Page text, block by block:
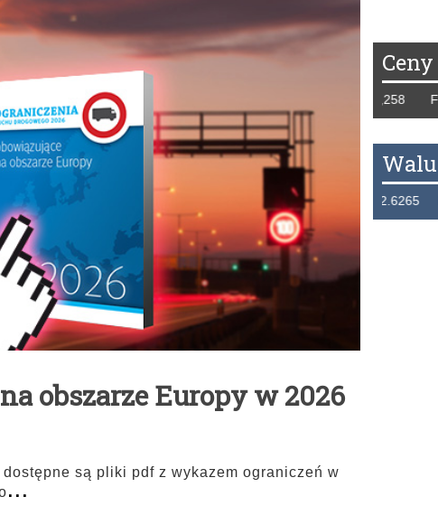
obszarze Europy w 2026
są pliki pdf z wykazem ograniczeń w
...
Ceny
Tydzień 42/2019 r. Niemcy EUR 1,258 Francja
THB 0.1129 USD 3.7324 AUD 2.6265 HKD